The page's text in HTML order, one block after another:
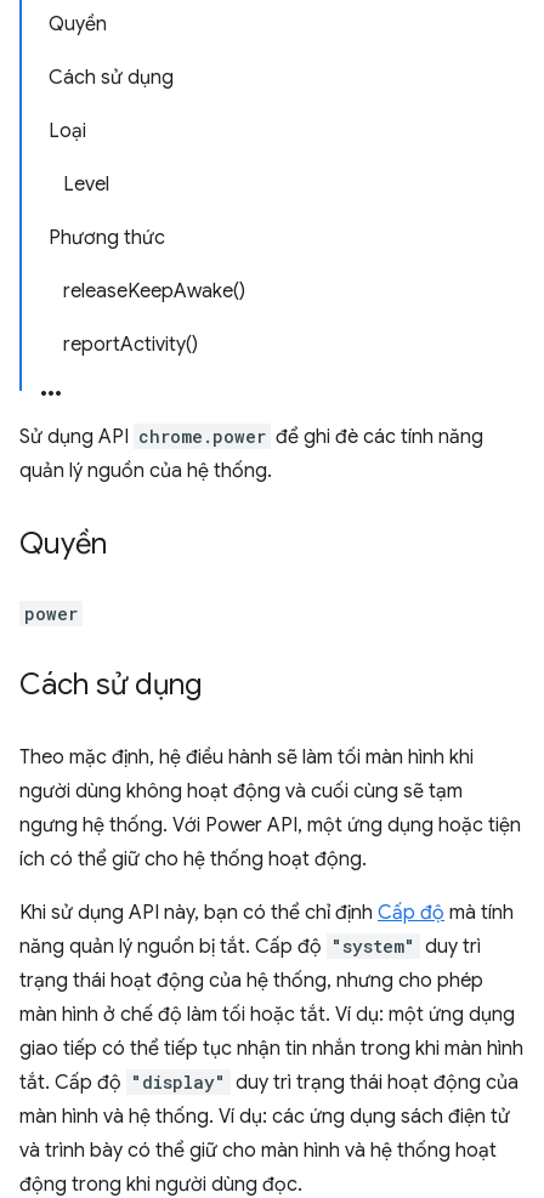
Quyền
Cách sử dụng
Loại
Level
Phương thức
releaseKeepAwake()
reportActivity()
Sử dụng API chrome.power để ghi đè các tính năng
quản lý nguồn của hệ thống.
Quyền
power
Cách sử dụng
Theo mặc định, hệ điều hành sẽ làm tối màn hình khi
người dùng không hoạt động và cuối cùng sẽ tạm
ngưng hệ thống. Với Power API, một ứng dụng hoặc tiện
ích có thể giữ cho hệ thống hoạt động.
Khi sử dụng API này, bạn có thể chỉ định Cấp độ mà tính
năng quản lý nguồn bị tắt. Cấp độ "system" duy trì
trạng thái hoạt động của hệ thống, nhưng cho phép
màn hình ở chế độ làm tối hoặc tắt. Ví dụ: một ứng dụng
giao tiếp có thể tiếp tục nhận tin nhắn trong khi màn hình
tắt. Cấp độ "display" duy trì trạng thái hoạt động của
màn hình và hệ thống. Ví dụ: các ứng dụng sách điện tử
và trình bày có thể giữ cho màn hình và hệ thống hoạt
động trong khi người dùng đọc.